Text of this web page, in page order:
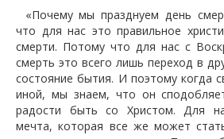
«Почему мы празднуем день
что для нас это правильное
смерти. Потому что для нас с
смерть это всего лишь переход в
состояние бытия. И поэтому когда
иной, мы знаем, что он
радости быть со Христом. Для
мечта, которая все же может